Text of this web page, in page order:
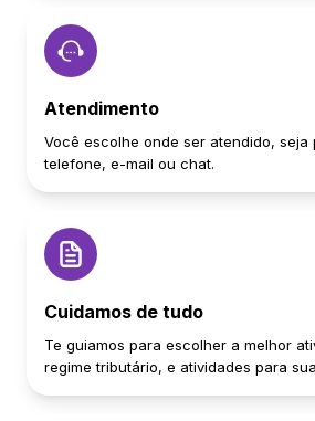
Atendimento
Você escolhe onde ser atendido, seja
telefone, e-mail ou chat.
Cuidamos de tudo
Te guiamos para escolher a melhor
regime tributário, e atividades para